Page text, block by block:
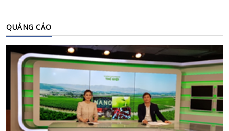
QUẢNG CÁO